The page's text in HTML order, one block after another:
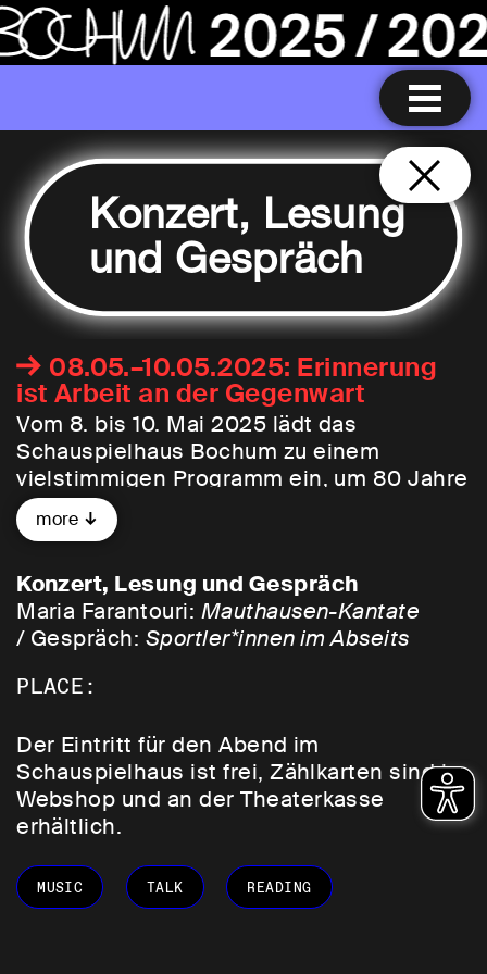
Konzert, Lesung
und Gespräch
08.05.–10.05.2025: Erinnerung
ist Arbeit an der Gegenwart
Vom 8. bis 10. Mai 2025 lädt das
Schauspielhaus Bochum zu einem
vielstimmigen Programm ein, um 80 Jahre
nach dem Ende des Zweiten Weltkriegs
über Krieg und Erinnerung, die Gefahren
die Herausforderungen für unsere
demokratische Zukunft nachzudenken. In
Zusammenarbeit mit dem Bochumer
Diskussionsrunden, Lesungen, Konzerte
Erinnerungsorten Raum für Reflexion und
Begegnung.
more
Konzert, Lesung und Gespräch
Maria Farantouri: Mauthausen-Kantate
/ Gespräch: Sportler*innen im Abseits
PLACE:
Der Eintritt für den Abend im
Schauspielhaus ist frei, Zählkarten sind im
Webshop und an der Theaterkasse
erhältlich.
MUSIC TALK READING